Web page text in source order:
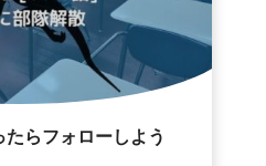
らフォローしよう